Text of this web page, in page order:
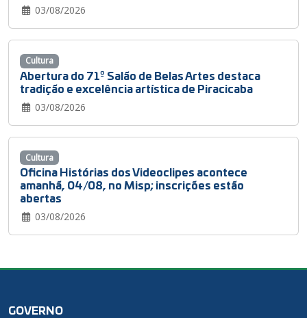
03/08/2026
Abertura do 71º Salão de Belas Artes destaca
tradição e excelência artística de Piracicaba
03/08/2026
Cultura
Oficina Histórias dos Videoclipes acontece
amanhã, 04/08, no Misp; inscrições estão
abertas
03/08/2026
Cultura
GOVERNO